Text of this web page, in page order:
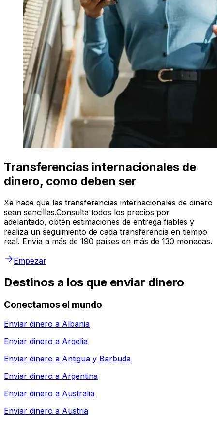
Transferencias internacionales de
dinero, como deben ser
Xe hace que las transferencias internacionales de dinero
sean sencillas.Consulta todos los precios por
adelantado, obtén estimaciones de entrega fiables y
realiza un seguimiento de cada transferencia en tiempo
real. Envía a más de 190 países en más de 130 monedas.
Empezar
Destinos a los que enviar dinero
Conectamos el mundo
Enviar dinero a Albania
Enviar dinero a Argelia
Enviar dinero a Antigua y Barbuda
Enviar dinero a Argentina
Enviar dinero a Australia
Enviar dinero a Austria